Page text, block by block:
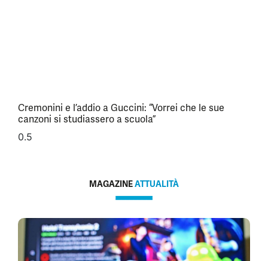
Cremonini e l’addio a Guccini: “Vorrei che le sue
canzoni si studiassero a scuola”
MAGAZINEATTUALITÀ